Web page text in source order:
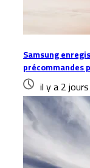
Samsung
précommandes
il y a 2 jours